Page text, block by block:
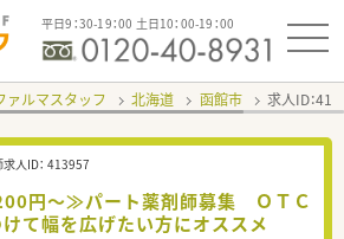
平日9：30-19：00 土日10：00-19：00
ァルマスタッフ 北海道 函館市 求人ID：
人ID： 413957
円～≫パート薬剤師募集 ＯＴＣ
て幅を広げたい方にオススメ